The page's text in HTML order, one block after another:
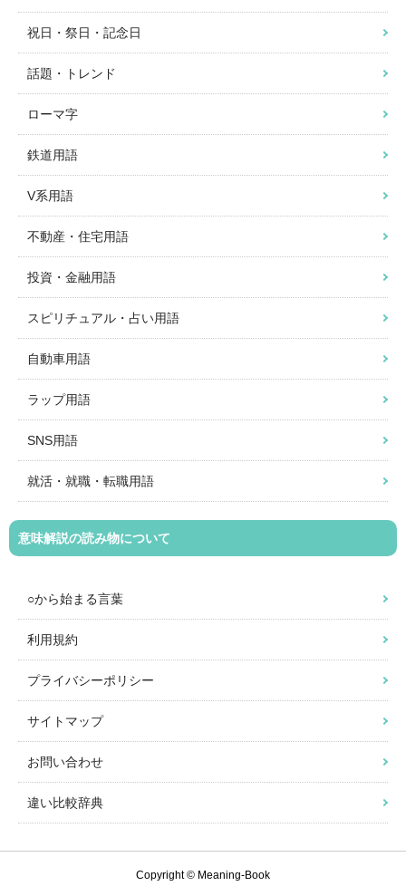
祝日・祭日・記念日
話題・トレンド
ローマ字
鉄道用語
V系用語
不動産・住宅用語
投資・金融用語
スピリチュアル・占い用語
自動車用語
ラップ用語
SNS用語
就活・就職・転職用語
意味解説の読み物について
○から始まる言葉
利用規約
プライバシーポリシー
サイトマップ
お問い合わせ
違い比較辞典
Copyright © Meaning-Book